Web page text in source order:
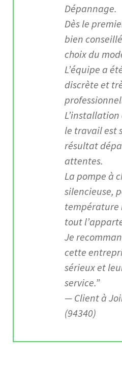
Dépannage.
Dès le
bien
choix du
L’équipe a
discrète et
le travail est
résultat
attentes.
La pompe à
silencieuse,
température
tout
Je
cette
sérieux et
service.”
— Client à
(94340)